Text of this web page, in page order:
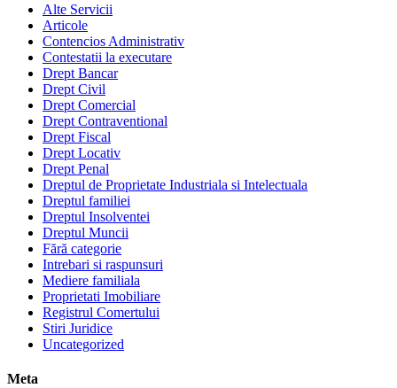
Alte Servicii
Articole
Contencios Administrativ
Contestatii la executare
Drept Bancar
Drept Civil
Drept Comercial
Drept Contraventional
Drept Fiscal
Drept Locativ
Drept Penal
Dreptul de Proprietate Industriala si Intelectuala
Dreptul familiei
Dreptul Insolventei
Dreptul Muncii
Fără categorie
Intrebari si raspunsuri
Mediere familiala
Proprietati Imobiliare
Registrul Comertului
Stiri Juridice
Uncategorized
Meta